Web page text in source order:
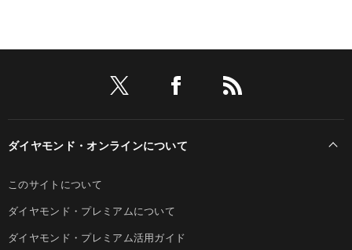
ダイヤモンド・オンラインについて
このサイトについて
ダイヤモンド・プレミアムについて
ダイヤモンド・プレミアム活用ガイド